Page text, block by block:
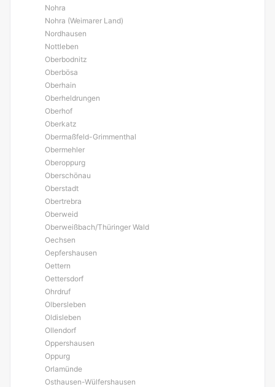
Nohra
Nohra (Weimarer Land)
Nordhausen
Nottleben
Oberbodnitz
Oberbösa
Oberhain
Oberheldrungen
Oberhof
Oberkatz
Obermaßfeld-Grimmenthal
Obermehler
Oberoppurg
Oberschönau
Oberstadt
Obertrebra
Oberweid
Oberweißbach/Thüringer Wald
Oechsen
Oepfershausen
Oettern
Oettersdorf
Ohrdruf
Olbersleben
Oldisleben
Ollendorf
Oppershausen
Oppurg
Orlamünde
Osthausen-Wülfershausen